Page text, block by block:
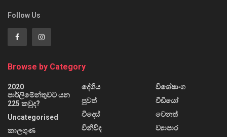
Follow Us
Browse by Category
2020
පාර්ලිමේන්තුවට යන
225 කවුද?
Uncategorised
කාලගුණ
දේශීය
පුවත්
විදෙස්
විනිවිද
විශේෂාංග
වීඩියෝ
වෙනත්
ව්‍යාපාර